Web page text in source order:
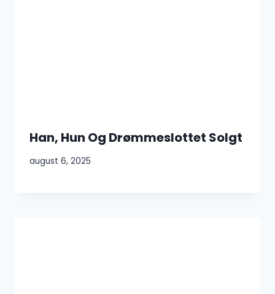
Han, Hun Og Drømmeslottet Solgt
august 6, 2025